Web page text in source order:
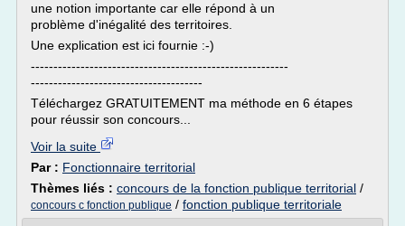
une notion importante car elle répond à un
problème d'inégalité des territoires.
Une explication est ici fournie :-)
---------------------------------------------------------
--------------------------------------
Téléchargez GRATUITEMENT ma méthode en 6 étapes
pour réussir son concours...
Voir la suite
Par : Fonctionnaire territorial
Thèmes liés : concours de la fonction publique territorial /
concours c fonction publique / fonction publique territoriale